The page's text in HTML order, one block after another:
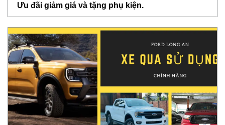
Ưu đãi giảm giá và tặng phụ kiện.